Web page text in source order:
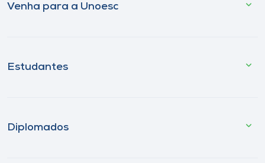
Venha para a Unoesc
Estudantes
Diplomados